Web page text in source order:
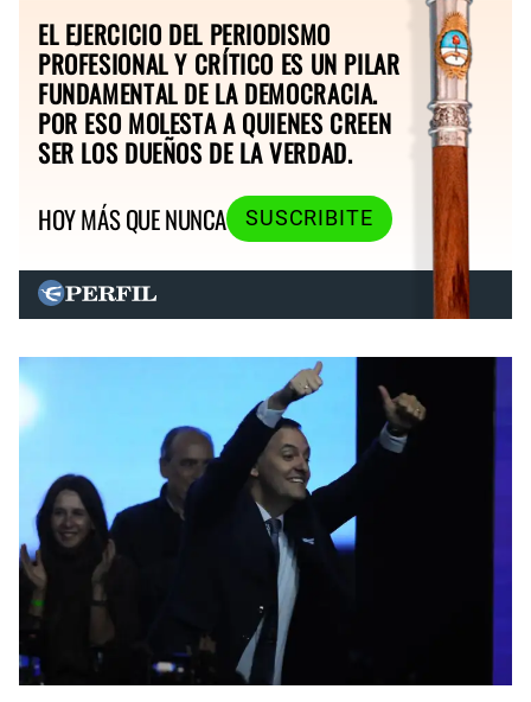
EL EJERCICIO DEL PERIODISMO
PROFESIONAL Y CRÍTICO ES UN PILAR
FUNDAMENTAL DE LA DEMOCRACIA.
POR ESO MOLESTA A QUIENES CREEN
SER LOS DUEÑOS DE LA VERDAD.
HOY MÁS QUE NUNCA
SUSCRIBITE